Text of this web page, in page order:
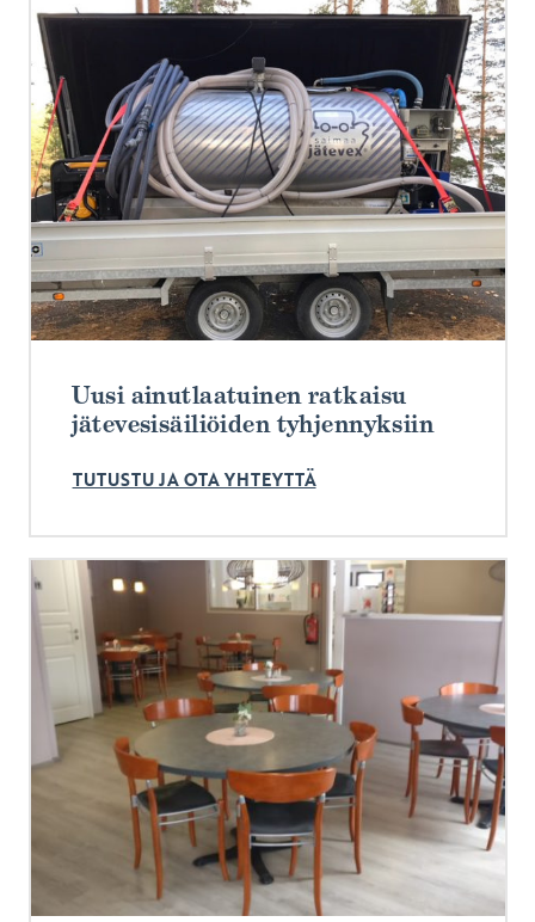
Uusi ainutlaatuinen ratkaisu
jätevesisäiliöiden tyhjennyksiin
TUTUSTU JA OTA YHTEYTTÄ